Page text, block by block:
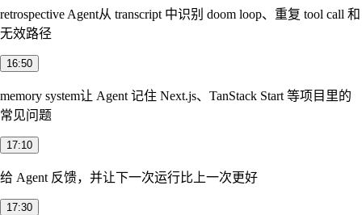
retrospective Agent从 transcript 中识别 doom loop、重复 tool call 和
无效路径
16:50
memory system让 Agent 记住 Next.js、TanStack Start 等项目里的
常见问题
17:10
给 Agent 反馈，并让下一次运行比上一次更好
17:30